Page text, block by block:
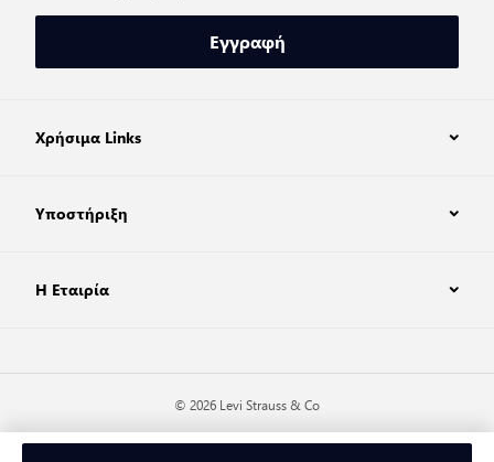
Εγγραφή
Χρήσιμα Links
Υποστήριξη
Η Εταιρία
© 2026 Levi Strauss & Co